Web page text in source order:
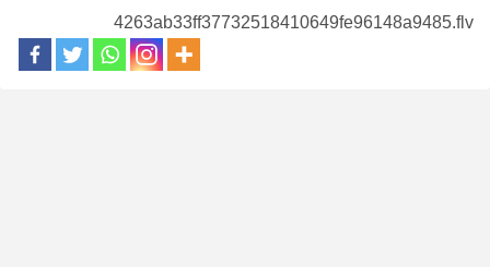
4263ab33ff37732518410649fe96148a9485.flv